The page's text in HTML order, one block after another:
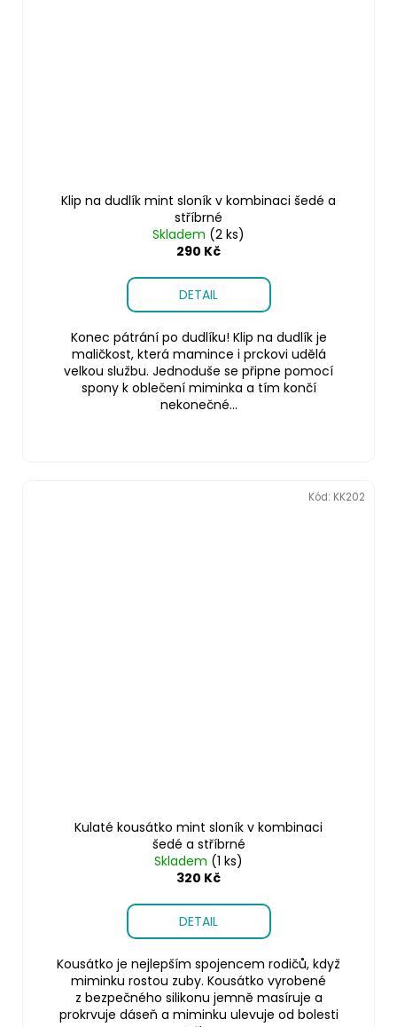
Klip na dudlík mint sloník v kombinaci šedé a
stříbrné
Skladem (2 ks)
290 Kč
DETAIL
Konec pátrání po dudlíku! Klip na dudlík je
maličkost, která mamince i prckovi udělá
velkou službu. Jednoduše se připne pomocí
spony k oblečení miminka a tím končí
nekonečné...
Kulaté kousátko mint sloník v kombinaci
šedé a stříbrné
Skladem (1 ks)
320 Kč
DETAIL
Kousátko je nejlepším spojencem rodičů, když
miminku rostou zuby. Kousátko vyrobené
z bezpečného silikonu jemně masíruje a
prokrvuje dáseň a miminku ulevuje od bolesti
Kód: KK202